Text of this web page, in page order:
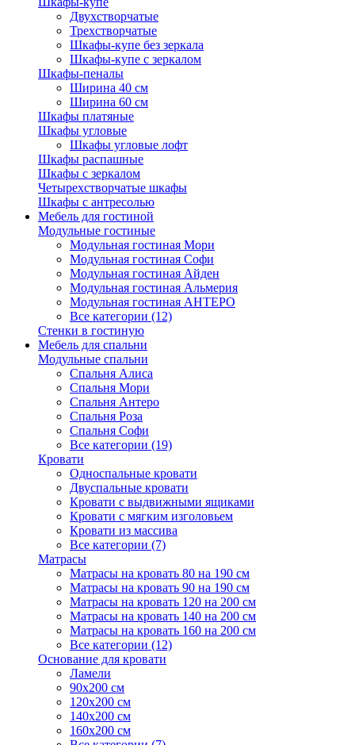
Двухстворчатые
Трехстворчатые
Шкафы-купе без зеркала
Шкафы-купе с зеркалом
Шкафы-пеналы
Ширина 40 см
Ширина 60 см
Шкафы платяные
Шкафы угловые
Шкафы угловые лофт
Шкафы распашные
Шкафы с зеркалом
Четырехстворчатые шкафы
Шкафы с антресолью
Мебель для гостиной
Модульные гостиные
Модульная гостиная Мори
Модульная гостиная Софи
Модульная гостиная Айден
Модульная гостиная Альмерия
Модульная гостиная АНТЕРО
Все категории (12)
Стенки в гостиную
Мебель для спальни
Модульные спальни
Спальня Алиса
Спальня Мори
Спальня Антеро
Спальня Роза
Спальня Софи
Все категории (19)
Кровати
Односпальные кровати
Двуспальные кровати
Кровати с выдвижными ящиками
Кровати с мягким изголовьем
Кровати из массива
Все категории (7)
Матрасы
Матрасы на кровать 80 на 190 см
Матрасы на кровать 90 на 190 см
Матрасы на кровать 120 на 200 см
Матрасы на кровать 140 на 200 см
Матрасы на кровать 160 на 200 см
Все категории (12)
Основание для кровати
Ламели
90х200 см
120х200 см
140х200 см
160х200 см